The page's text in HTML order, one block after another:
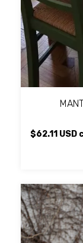
$62.11 USD